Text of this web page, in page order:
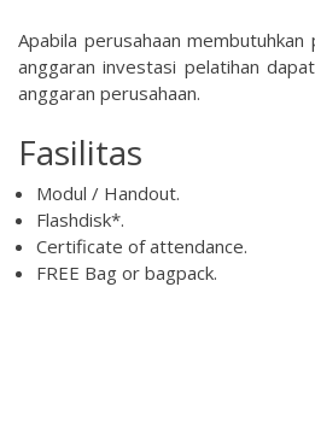
Apabila perusahaan
anggaran investasi pelatihan
anggaran perusahaan.
Fasilitas
Modul / Handout.
Flashdisk*.
Certificate of attendance.
FREE Bag or bagpack.